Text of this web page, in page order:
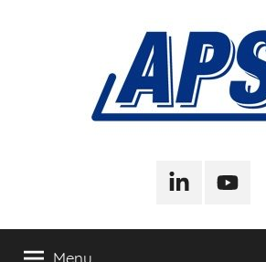
LinkedInYoutube
Menu